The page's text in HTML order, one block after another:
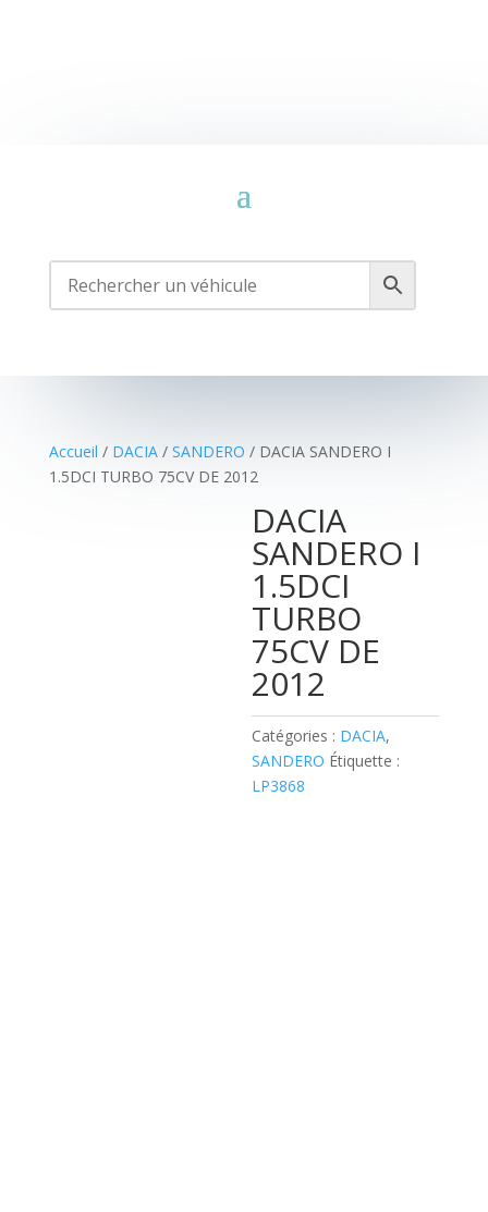
Accueil / DACIA/ SANDERO / DACIA SANDERO I
1.5DCI TURBO 75CV DE 2012
DACIA
SANDERO I
1.5DCI
TURBO
75CV DE
2012
Catégories : DACIA,
SANDERO Étiquette :
LP3868